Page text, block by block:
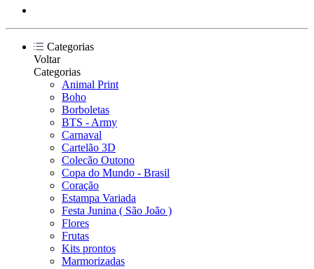
Categorias
Voltar
Categorias
Animal Print
Boho
Borboletas
BTS - Army
Carnaval
Cartelão 3D
Colecão Outono
Copa do Mundo - Brasil
Coração
Estampa Variada
Festa Junina ( São João )
Flores
Frutas
Kits prontos
Marmorizadas